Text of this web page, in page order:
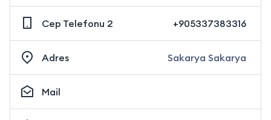
Cep Telefonu 2 +905337383316
Adres Sakarya Sakarya
Mail